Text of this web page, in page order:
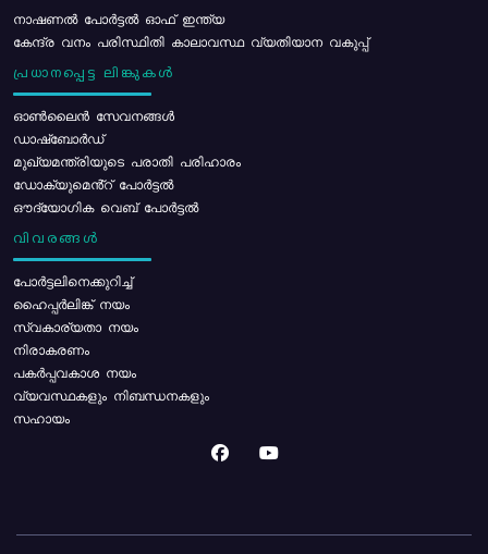
നാഷണൽ പോർട്ടൽ ഓഫ് ഇന്ത്യ
കേന്ദ്ര വനം പരിസ്ഥിതി കാലാവസ്ഥ വ്യതിയാന വകുപ്പ്
പ്രധാനപ്പെട്ട ലിങ്കുകൾ
ഓൺലൈൻ സേവനങ്ങൾ
ഡാഷ്ബോർഡ്
മുഖ്യമന്ത്രിയുടെ പരാതി പരിഹാരം
ഡോക്യുമെൻ്റ് പോർട്ടൽ
ഔദ്യോഗിക വെബ് പോർട്ടൽ
വിവരങ്ങൾ
പോര്‍ട്ടലിനെക്കുറിച്ച്
ഹൈപ്പർലിങ്ക് നയം
സ്വകാര്യതാ നയം
നിരാകരണം
പകർപ്പവകാശ നയം
വ്യവസ്ഥകളും നിബന്ധനകളും
സഹായം